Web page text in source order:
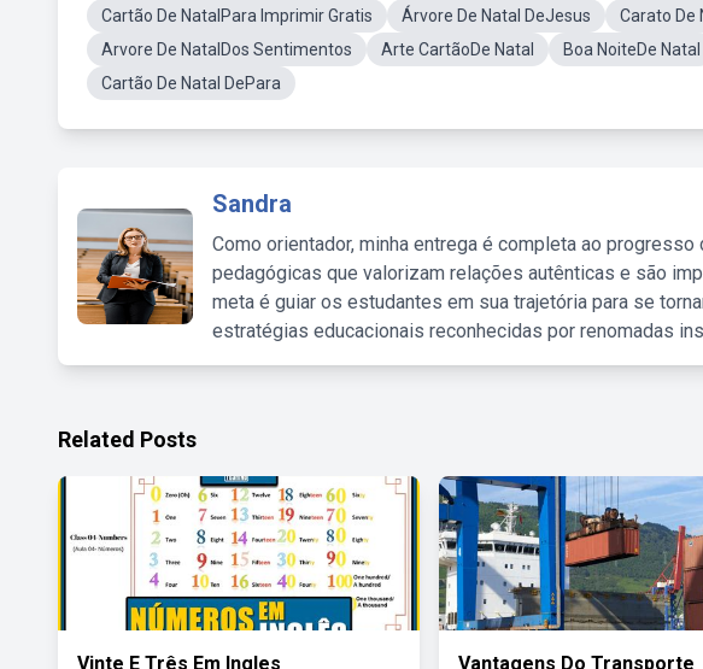
Cartão De NatalPara Imprimir Gratis
Árvore De Natal DeJesus Carato De
Arvore De NatalDos Sentimentos
Arte CartãoDe Natal Boa NoiteDe Natal
Cartão De Natal DePara
Sandra
Como orientador, minha entrega é completa ao
pedagógicas que valorizam relações autênticas e são
meta é guiar os estudantes em sua trajetória para se
estratégias educacionais reconhecidas por renomadas
Related Posts
Vinte E Três Em Ingles Vantagens Do Transporte